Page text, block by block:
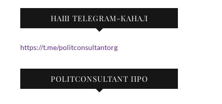
НАШ TELEGRAM-КАНАЛ
https://t.me/politconsultantorg
POLITCONSULTANT ПРО